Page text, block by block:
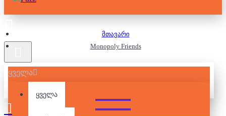
ყველა
ყველა
მთავარი
Monopoly Friends
MONOPOLY FRIENDS